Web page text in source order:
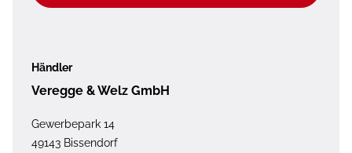
Händler
Veregge & Welz GmbH
Gewerbepark 14
49143 Bissendorf